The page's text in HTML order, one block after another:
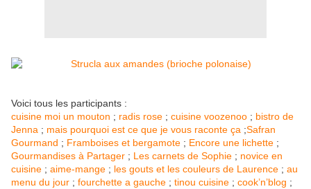
Voici tous les participants : ​
cuisine moi un mouton ; radis rose ; cuisine voozenoo ; bistro de
Jenna ; mais pourquoi est ce que je vous raconte ça ;Safran
Gourmand ; Framboises et bergamote ; Encore une lichette ;
Gourmandises à Partager ; Les carnets de Sophie ; novice en
cuisine ; aime-mange ; les gouts et les couleurs de Laurence ; au
menu du jour ; fourchette a gauche ; tinou cuisine ; cook’n’blog ;